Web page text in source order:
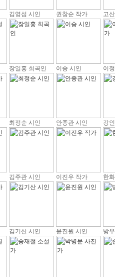
김영섭 시인 권창순 작가 고
장일홍 희곡인 이승 시인 이
최정순 시인 안종관 시인 강
김주관 시인 이진우 작가 한
김기산 시인 윤진원 시인 방